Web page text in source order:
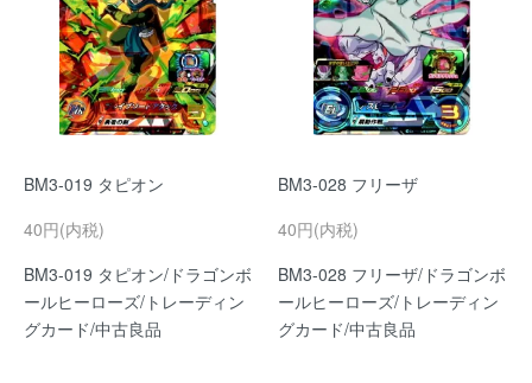
BM3-019 タピオン
40円(内税)
BM3-019 タピオン/ドラゴンボ
ールヒーローズ/トレーディン
グカード/中古良品
BM3-028 フリーザ
40円(内税)
BM3-028 フリーザ/ドラゴンボ
ールヒーローズ/トレーディン
グカード/中古良品